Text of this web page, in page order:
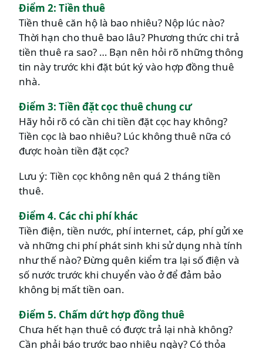
Điểm 2: Tiền thuê
Tiền thuê căn hộ là bao nhiêu? Nộp lúc nào?
Thời hạn cho thuê bao lâu? Phương thức chi trả
tiền thuê ra sao? … Bạn nên hỏi rõ những thông
tin này trước khi đặt bút ký vào hợp đồng thuê
nhà.
Điểm 3: Tiền đặt cọc thuê chung cư
Hãy hỏi rõ có cần chi tiền đặt cọc hay không?
Tiền cọc là bao nhiêu? Lúc không thuê nữa có
được hoàn tiền đặt cọc?
Lưu ý: Tiền cọc không nên quá 2 tháng tiền
thuê.
Điểm 4. Các chi phí khác
Tiền điện, tiền nước, phí internet, cáp, phí gửi xe
và những chi phí phát sinh khi sử dụng nhà tính
như thế nào? Đừng quên kiểm tra lại số điện và
số nước trước khi chuyển vào ở để đảm bảo
không bị mất tiền oan.
Điểm 5. Chấm dứt hợp đồng thuê
Chưa hết hạn thuê có được trả lại nhà không?
Cần phải báo trước bao nhiêu ngày? Có thỏa